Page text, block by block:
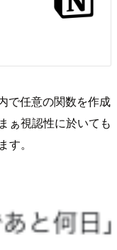
で任意の関数を作成
ぁ視認性に於いても
。